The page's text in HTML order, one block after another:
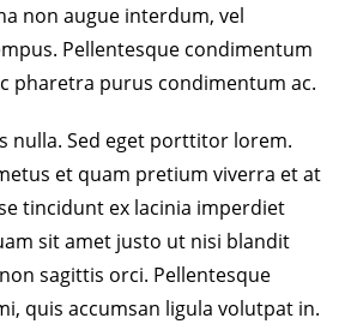
non augue interdum, vel
Pellentesque condimentum
pharetra purus condimentum ac.
nulla. Sed eget porttitor lorem.
et quam pretium viverra et at
tincidunt ex lacinia imperdiet
sit amet justo ut nisi blandit
sagittis orci. Pellentesque
quis accumsan ligula volutpat in.